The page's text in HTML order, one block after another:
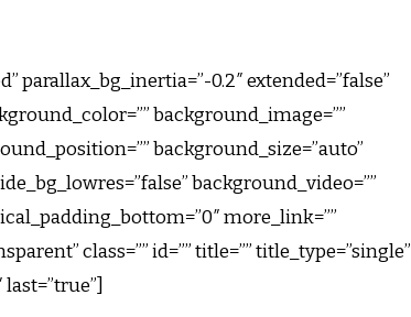
parallax_bg_inertia=”-0.2″ extended=”false”
background_image=””
background_size=”auto”
background_video=””
more_link=””
class=”” id=”” title=”” title_type=”single”